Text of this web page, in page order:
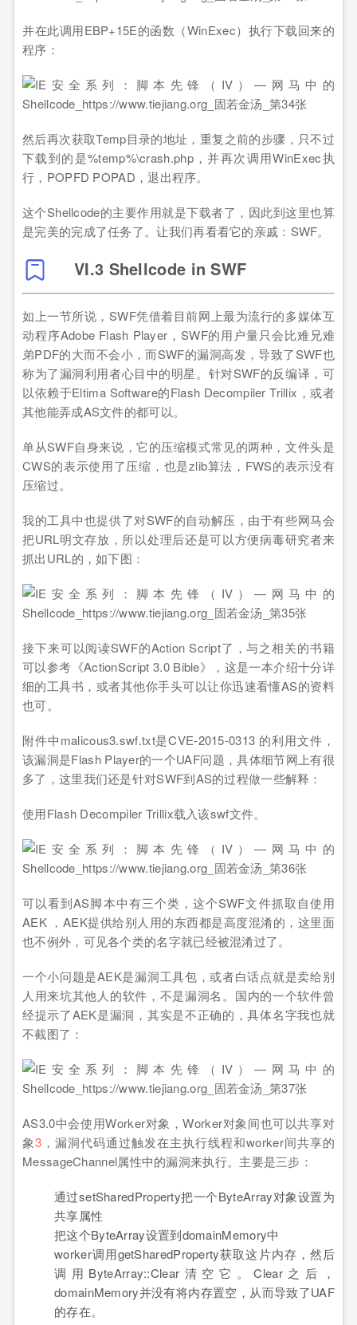
并在此调用EBP+15E的函数（WinExec）执行下载回来的
程序：
然后再次获取Temp目录的地址，重复之前的步骤，只不过
下载到的是%temp%\crash.php，并再次调用WinExec执
行，POPFD POPAD，退出程序。
这个Shellcode的主要作用就是下载者了，因此到这里也算
是完美的完成了任务了。让我们再看看它的亲戚：SWF。
VI.3 Shellcode in SWF
如上一节所说，SWF凭借着目前网上最为流行的多媒体互
动程序Adobe Flash Player，SWF的用户量只会比难兄难
弟PDF的大而不会小，而SWF的漏洞高发，导致了SWF也
称为了漏洞利用者心目中的明星。针对SWF的反编译，可
以依赖于Eltima Software的Flash Decompiler Trillix，或者
其他能弄成AS文件的都可以。
单从SWF自身来说，它的压缩模式常见的两种，文件头是
CWS的表示使用了压缩，也是zlib算法，FWS的表示没有
压缩过。
我的工具中也提供了对SWF的自动解压，由于有些网马会
把URL明文存放，所以处理后还是可以方便病毒研究者来
抓出URL的，如下图：
接下来可以阅读SWF的Action Script了，与之相关的书籍
可以参考《ActionScript 3.0 Bible》，这是一本介绍十分详
细的工具书，或者其他你手头可以让你迅速看懂AS的资料
也可。
附件中malicous3.swf.txt是CVE-2015-0313 的利用文件，
该漏洞是Flash Player的一个UAF问题，具体细节网上有很
多了，这里我们还是针对SWF到AS的过程做一些解释：
使用Flash Decompiler Trillix载入该swf文件。
可以看到AS脚本中有三个类，这个SWF文件抓取自使用
AEK ，AEK提供给别人用的东西都是高度混淆的，这里面
也不例外，可见各个类的名字就已经被混淆过了。
一个小问题是AEK是漏洞工具包，或者白话点就是卖给别
人用来坑其他人的软件，不是漏洞名。国内的一个软件曾
经提示了AEK是漏洞，其实是不正确的，具体名字我也就
不截图了：
AS3.0中会使用Worker对象，Worker对象间也可以共享对
象3 ，漏洞代码通过触发在主执行线程和worker间共享的
MessageChannel属性中的漏洞来执行。主要是三步：
通过setSharedProperty把一个ByteArray对象设置为
共享属性
把这个ByteArray设置到domainMemory中
worker调用getSharedProperty获取这片内存，然后
调用ByteArray::Clear清空它。Clear之后，
domainMemory并没有将内存置空，从而导致了UAF
的存在。